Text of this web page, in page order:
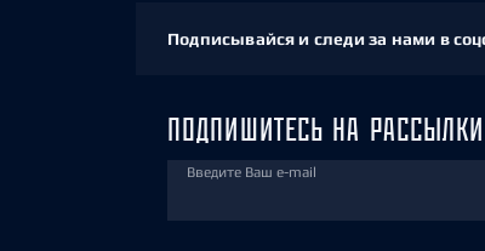
Подписывайся и следи за нами в
ПОДПИШИТЕСЬ НА
Введите Ваш e-mail